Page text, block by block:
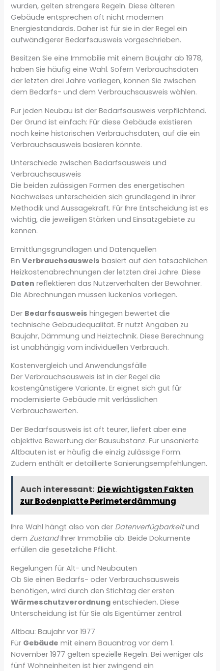
wurden, gelten strengere Regeln. Diese älteren
Gebäude entsprechen oft nicht modernen
Energiestandards. Daher ist für sie in der Regel ein
aufwändigerer Bedarfsausweis vorgeschrieben.
Besitzen Sie eine Immobilie mit einem Baujahr ab 1978,
haben Sie häufig eine Wahl. Sofern Verbrauchsdaten
der letzten drei Jahre vorliegen, können Sie zwischen
dem Bedarfs- und dem Verbrauchsausweis wählen.
Für jeden Neubau ist der Bedarfsausweis verpflichtend.
Der Grund ist einfach: Für diese Gebäude existieren
noch keine historischen Verbrauchsdaten, auf die ein
Verbrauchsausweis basieren könnte.
Unterschiede zwischen Bedarfsausweis und
Verbrauchsausweis
Die beiden zulässigen Formen des energetischen
Nachweises unterscheiden sich grundlegend in ihrer
Methodik und Aussagekraft. Für Ihre Entscheidung ist es
wichtig, die jeweiligen Stärken und Einsatzgebiete zu
kennen.
Ermittlungsgrundlagen und Datenquellen
EinVerbrauchsausweis basiert auf den tatsächlichen
Heizkostenabrechnungen der letzten drei Jahre. Diese
Daten reflektieren das Nutzerverhalten der Bewohner.
Die Abrechnungen müssen lückenlos vorliegen.
Der Bedarfsausweis hingegen bewertet die
technische Gebäudequalität. Er nutzt Angaben zu
Baujahr, Dämmung und Heiztechnik. Diese Berechnung
ist unabhängig vom individuellen Verbrauch.
Kostenvergleich und Anwendungsfälle
Der Verbrauchsausweis ist in der Regel die
kostengünstigere Variante. Er eignet sich gut für
modernisierte Gebäude mit verlässlichen
Verbrauchswerten.
Der Bedarfsausweis ist oft teurer, liefert aber eine
objektive Bewertung der Bausubstanz. Für unsanierte
Altbauten ist er häufig die einzig zulässige Form.
Zudem enthält er detaillierte Sanierungsempfehlungen.
Auch interessant: Die wichtigsten Fakten
zur Bodenplatte Perimeterdämmung
Ihre Wahl hängt also von der Datenverfügbarkeitund
demZustandIhrer Immobilie ab. Beide Dokumente
erfüllen die gesetzliche Pflicht.
Regelungen für Alt- und Neubauten
Ob Sie einen Bedarfs- oder Verbrauchsausweis
benötigen, wird durch den Stichtag der ersten
Wärmeschutzverordnung entschieden. Diese
Unterscheidung ist für Sie als Eigentümer zentral.
Altbau: Baujahr vor 1977
Für Gebäude mit einem Bauantrag vor dem 1.
November 1977 gelten spezielle Regeln. Bei weniger als
fünf Wohneinheiten ist hier zwingend ein